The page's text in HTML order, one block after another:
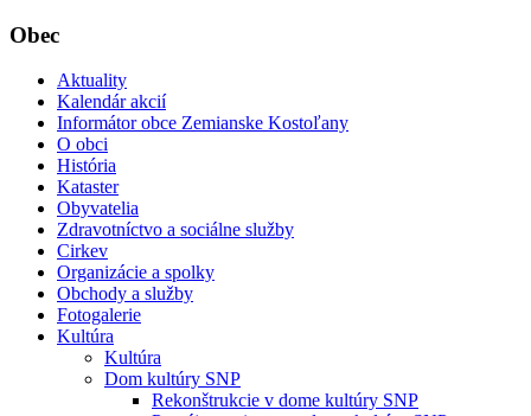
Obec
Aktuality
Kalendár akcií
Informátor obce Zemianske Kostoľany
O obci
História
Kataster
Obyvatelia
Zdravotníctvo a sociálne služby
Cirkev
Organizácie a spolky
Obchody a služby
Fotogalerie
Kultúra
Kultúra
Dom kultúry SNP
Rekonštrukcie v dome kultúry SNP